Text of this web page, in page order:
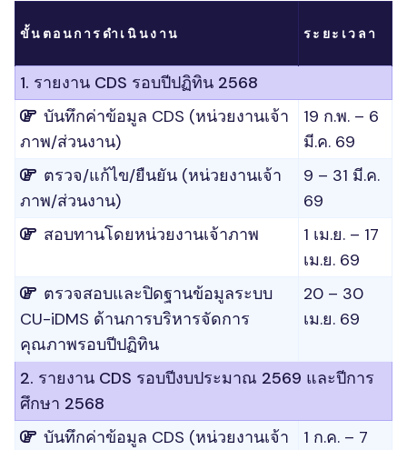
ขั้นตอนการดำเนินงาน ระยะเวลา
1. รายงาน CDS รอบปีปฏิทิน 2568
บันทึกค่าข้อมูล CDS (หน่วยงานเจ้า
ภาพ/ส่วนงาน)
19 ก.พ. – 6
มี.ค. 69
ตรวจ/แก้ไข/ยืนยัน (หน่วยงานเจ้า
ภาพ/ส่วนงาน)
9 – 31 มี.ค.
69
สอบทานโดยหน่วยงานเจ้าภาพ
1 เม.ย. – 17
เม.ย. 69
ตรวจสอบและปิดฐานข้อมูลระบบ
CU-iDMS ด้านการบริหารจัดการ
คุณภาพรอบปีปฏิทิน
20 – 30
เม.ย. 69
2. รายงาน CDS รอบปีงบประมาณ 2569 และปีการ
ศึกษา 2568
บันทึกค่าข้อมูล CDS (หน่วยงานเจ้า
1 ก.ค. – 7